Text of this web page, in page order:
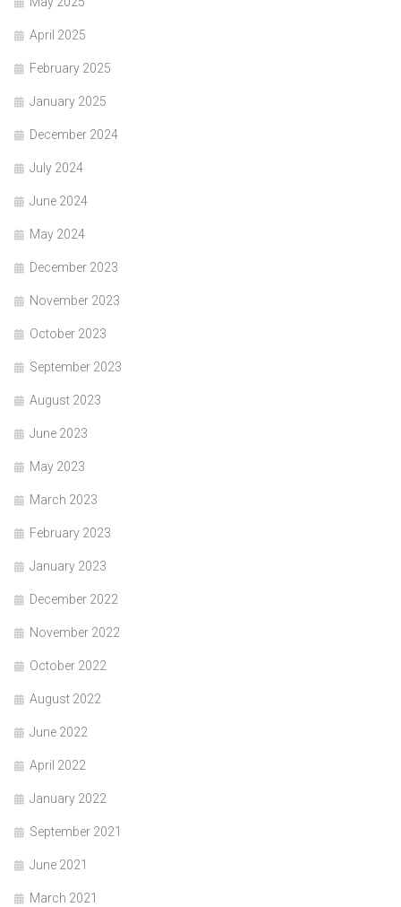
April 2025
February 2025
January 2025
December 2024
July 2024
June 2024
May 2024
December 2023
November 2023
October 2023
September 2023
August 2023
June 2023
May 2023
March 2023
February 2023
January 2023
December 2022
November 2022
October 2022
August 2022
June 2022
April 2022
January 2022
September 2021
June 2021
March 2021